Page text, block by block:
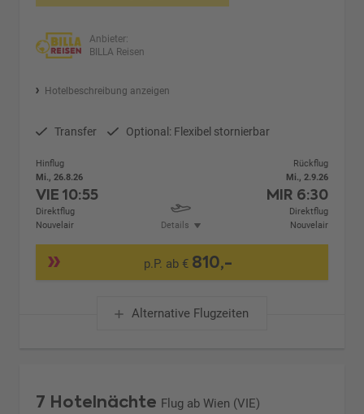
Anbieter:
BILLA Reisen
Hotelbeschreibung anzeigen
Transfer Optional: Flexibel stornierbar
Hinflug
Mi., 26.8.26
VIE10:55
Direktflug
Nouvelair
Details
Rückflug
Mi., 2.9.26
MIR 6:30
Direktflug
Nouvelair
p.P. ab € 810,-
Alternative Flugzeiten
7 Hotelnächte Flug ab Wien (VIE)